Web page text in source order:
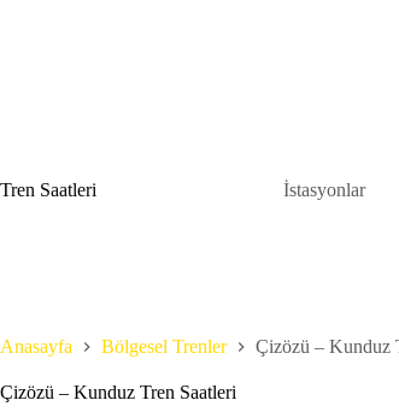
Tren Saatleri
İstasyonlar
Anasayfa Bölgesel Trenler Çizözü – Kunduz
Çizözü – Kunduz Tren Saatleri